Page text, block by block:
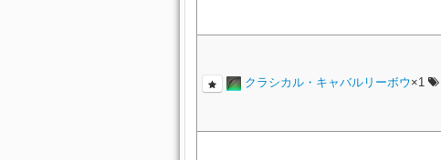
クラシカル・キャバルリーボウ ×1